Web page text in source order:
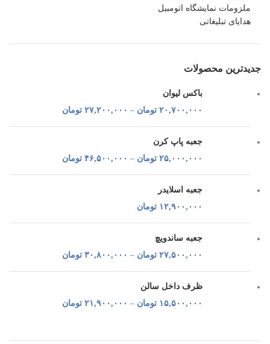
ملزومات نمایشگاه اتومبیل
هدایای تبلیغاتی
جدیدترین محصولات
باکس لیوان
۲۰,۷۰۰,۰۰۰ تومان – ۲۷,۲۰۰,۰۰۰ تومان
جعبه پاپ کرن
۲۵,۰۰۰,۰۰۰ تومان – ۴۶,۵۰۰,۰۰۰ تومان
جعبه اسلایدر
۱۲,۹۰۰,۰۰۰ تومان
جعبه ساندویچ
۲۷,۵۰۰,۰۰۰ تومان – ۳۰,۸۰۰,۰۰۰ تومان
ظرف داخل سالن
۱۵,۵۰۰,۰۰۰ تومان – ۲۱,۹۰۰,۰۰۰ تومان